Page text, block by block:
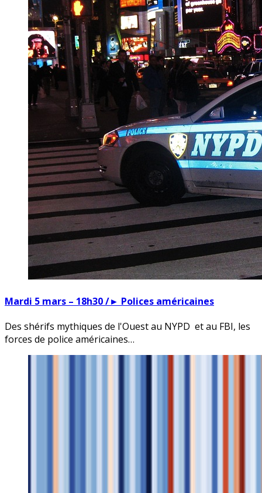
Mardi 5 mars – 18h30 /► Polices américaines
Des shérifs mythiques de l'Ouest au NYPD et au FBI, les
forces de police américaines…